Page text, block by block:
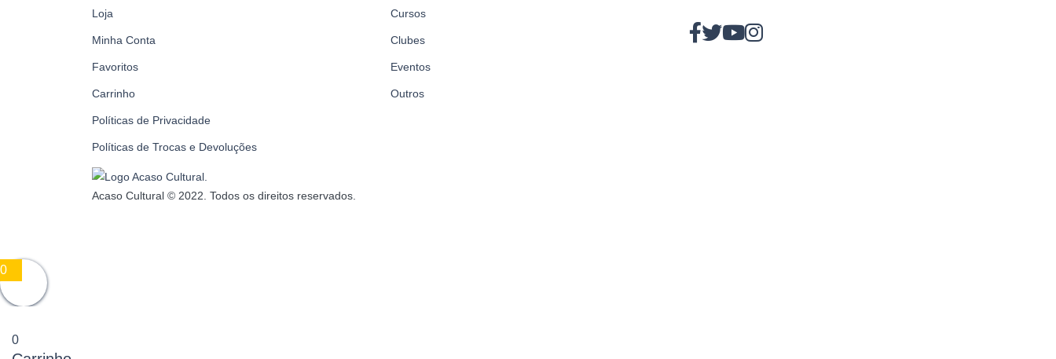
Loja
Minha Conta
Favoritos
Carrinho
Políticas de Privacidade
Políticas de Trocas e Devoluções
Cursos
Clubes
Eventos
Outros
Acaso Cultural © 2022. Todos os direitos reservados.
0
0